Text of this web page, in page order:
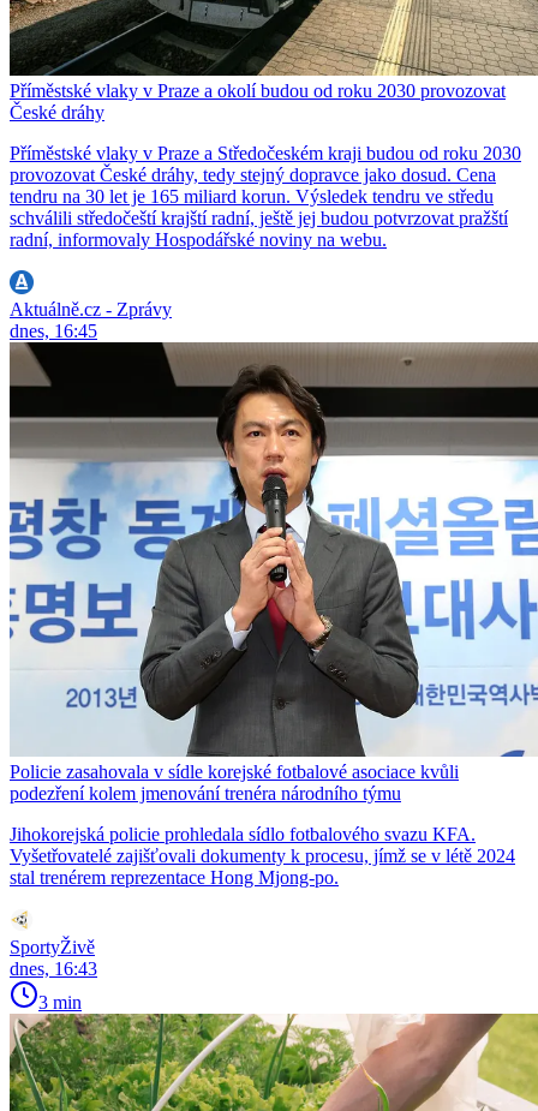
Příměstské vlaky v Praze a okolí budou od roku 2030 provozovat
České dráhy
Příměstské vlaky v Praze a Středočeském kraji budou od roku 2030
provozovat České dráhy, tedy stejný dopravce jako dosud. Cena
tendru na 30 let je 165 miliard korun. Výsledek tendru ve středu
schválili středočeští krajští radní, ještě jej budou potvrzovat pražští
radní, informovaly Hospodářské noviny na webu.
Aktuálně.cz - Zprávy
dnes, 16:45
Policie zasahovala v sídle korejské fotbalové asociace kvůli
podezření kolem jmenování trenéra národního týmu
Jihokorejská policie prohledala sídlo fotbalového svazu KFA.
Vyšetřovatelé zajišťovali dokumenty k procesu, jímž se v létě 2024
stal trenérem reprezentace Hong Mjong-po.
SportyŽivě
dnes, 16:43
3 min